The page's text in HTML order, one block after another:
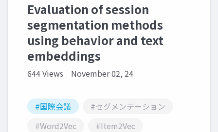
Evaluation of session
segmentation methods
using behavior and text
embeddings
644 Views November 02, 24
#国際会議
#セグメンテーション
#Word2Vec
#Item2Vec